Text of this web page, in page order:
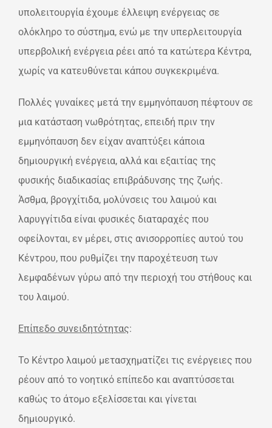
υπολειτουργία έχουμε έλλειψη ενέργειας σε
ολόκληρο το σύστημα, ενώ με την υπερλειτουργία
υπερβολική ενέργεια ρέει από τα κατώτερα Κέντρα,
χωρίς να κατευθύνεται κάπου συγκεκριμένα.
Πολλές γυναίκες μετά την εμμηνόπαυση πέφτουν σε
μια κατάσταση νωθρότητας, επειδή πριν την
εμμηνόπαυση δεν είχαν αναπτύξει κάποια
δημιουργική ενέργεια, αλλά και εξαιτίας της
φυσικής διαδικασίας επιβράδυνσης της ζωής.
Άσθμα, βρογχίτιδα, μολύνσεις του λαιμού και
λαρυγγίτιδα είναι φυσικές διαταραχές που
οφείλονται, εν μέρει, στις ανισορροπίες αυτού του
Κέντρου, που ρυθμίζει την παροχέτευση των
λεμφαδένων γύρω από την περιοχή του στήθους και
του λαιμού.
Επίπεδο συνειδητότητας:
Το Κέντρο λαιμού μετασχηματίζει τις ενέργειες που
ρέουν από το νοητικό επίπεδο και αναπτύσσεται
καθώς το άτομο εξελίσσεται και γίνεται
δημιουργικό.